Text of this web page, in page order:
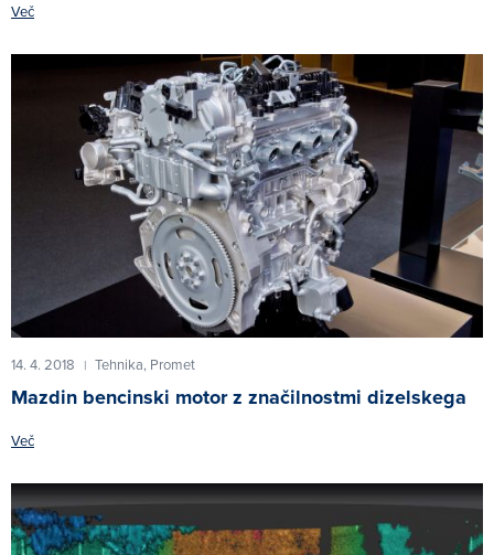
Več
14. 4. 2018 | Tehnika, Promet
Mazdin bencinski motor z značilnostmi dizelskega
Več